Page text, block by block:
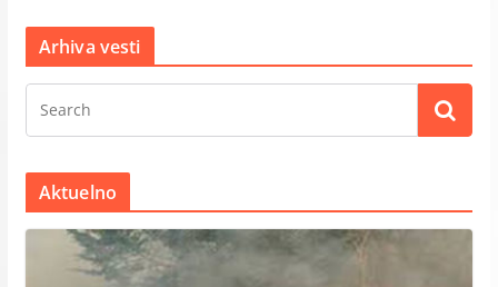
Arhiva vesti
Aktuelno